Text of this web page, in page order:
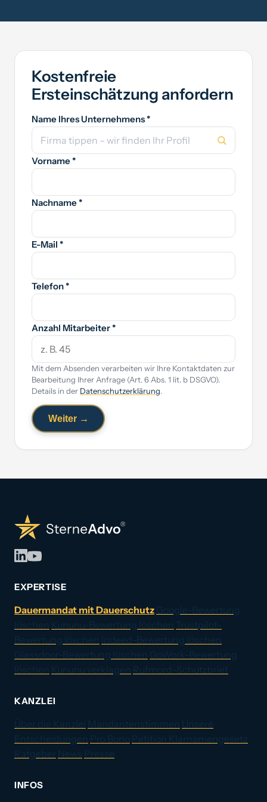
Kostenfreie
Ersteinschätzung anfordern
Name Ihres Unternehmens *
Vorname *
Nachname *
E-Mail *
Telefon *
Anzahl Mitarbeiter *
Mit dem Absenden verarbeiten wir Ihre Kontaktdaten zur
Bearbeitung Ihrer Anfrage (Art. 6 Abs. 1 lit. b DSGVO).
Details in der Datenschutzerklärung.
Weiter →
EXPERTISE
Dauermandat mit Dauerschutz Google-Bewertung
löschen Kununu-Bewertung löschen Trustpilot-
Bewertung löschen Indeed-Bewertung löschen
Glassdoor-Bewertung löschen GoWork-Bewertung
löschen Kununu verklagen Rufmord-Schutzbrief
KANZLEI
Über die Kanzlei Mandantenstimmen Unsere
Entscheidungen Pro Bono Petition Klarnamengesetz
Ratgeber News Presse
INFOS